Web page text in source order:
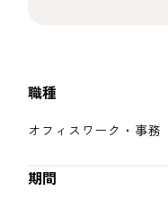
職種
オフィスワーク・事務
期間